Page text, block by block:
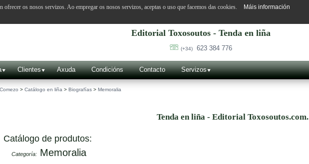
Editorial Toxosoutos - Tenda en liña
(+34) 623 384 776
Clientes Axuda Condicións Contacto Servizos
Comezo > Catálogo en liña > Biografías > Memoralia
Tenda en liña - Editorial Toxosoutos.com.
Catálogo de produtos:
Categoría: Memoralia
ofrecer os nosos servizos. Ao empregar os nosos servizos, aceptas o uso que facemos das cookies. Máis información